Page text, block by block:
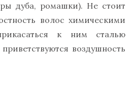
дуба, ромашки). Не стоит
волос химическими
к ним сталью
воздушность